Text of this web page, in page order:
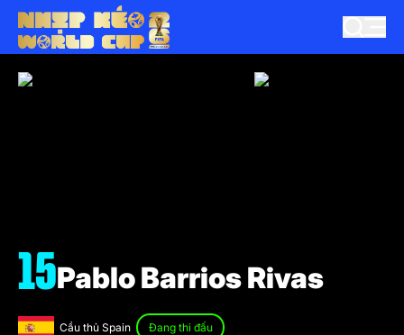
Cầu thủ Spain Đang thi đấu
15Pablo Barrios Rivas